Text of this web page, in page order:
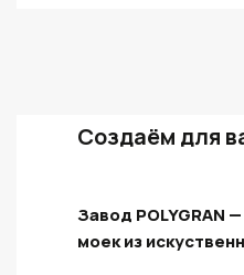
Создаём для
Завод POLYGRAN
моек из